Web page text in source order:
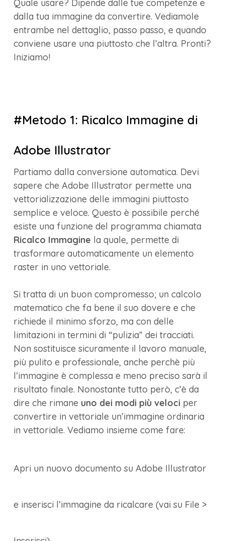
Quale usare? Dipende dalle tue competenze e
dalla tua immagine da convertire. Vediamole
entrambe nel dettaglio, passo passo, e quando
conviene usare una piuttosto che l’altra. Pronti?
Iniziamo!
#Metodo 1: Ricalco Immagine di
Adobe Illustrator
Partiamo dalla conversione automatica. Devi
sapere che Adobe Illustrator permette una
vettorializzazione delle immagini piuttosto
semplice e veloce. Questo è possibile perché
esiste una funzione del programma chiamata
Ricalco Immagine la quale, permette di
trasformare automaticamente un elemento
raster in uno vettoriale.
Si tratta di un buon compromesso; un calcolo
matematico che fa bene il suo dovere e che
richiede il minimo sforzo, ma con delle
limitazioni in termini di “pulizia” dei tracciati.
Non sostituisce sicuramente il lavoro manuale,
più pulito e professionale, anche perchè più
l’immagine è complessa e meno preciso sarà il
risultato finale. Nonostante tutto però, c’è da
dire che rimane uno dei modi più veloci per
convertire in vettoriale un’immagine ordinaria
in vettoriale. Vediamo insieme come fare:
Apri un nuovo documento su Adobe Illustrator
e inserisci l’immagine da ricalcare (vai su File >